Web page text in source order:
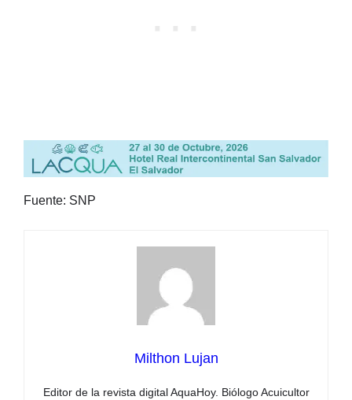
Fuente: SNP
Milthon Lujan
Editor de la revista digital AquaHoy. Biólogo Acuicultor